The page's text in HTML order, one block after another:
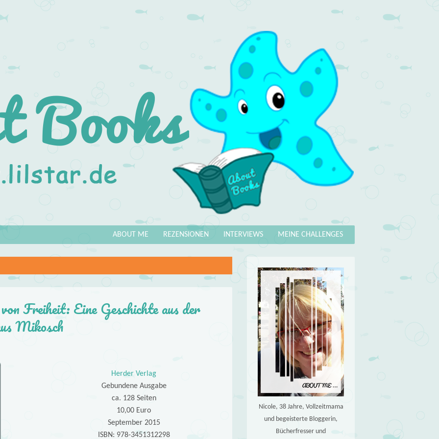
MEINE CHALLENGES
INTERVIEWS
REZENSIONEN
ABOUT ME
Freiheit: Eine Geschichte aus der
Mikosch
Herder Verlag
Gebundene Ausgabe
ca. 128 Seiten
10,00 Euro
September 2015
ISBN: 978-3451312298
Nicole, 38 Jahre, Vollzeitmama
und begeisterte Bloggerin,
Bücherfresser und